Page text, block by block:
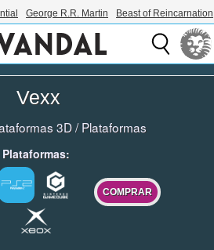
George R.R. Martin Beast of Reincarnation
Vexx
3D/Plataformas
Plataformas:
COMPRAR